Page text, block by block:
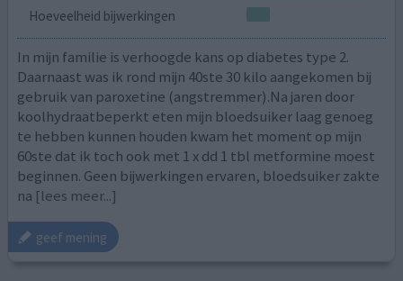
Hoeveelheid bijwerkingen
In mijn familie is verhoogde kans op diabetes type 2.
Daarnaast was ik rond mijn 40ste 30 kilo aangekomen bij
gebruik van paroxetine (angstremmer).Na jaren door
koolhydraatbeperkt eten mijn bloedsuiker laag genoeg
te hebben kunnen houden kwam het moment op mijn
60ste dat ik toch ook met 1 x dd 1 tbl metformine moest
beginnen. Geen bijwerkingen ervaren, bloedsuiker zakte
na [lees meer...]
geef mening